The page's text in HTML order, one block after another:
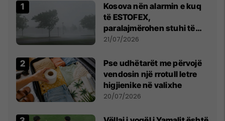
Kosova nën alarmin e kuq
të ESTOFEX,
paralajmërohen stuhi të
fuqishme me breshër dhe
21/07/2026
Pse udhëtarët me përvojë
vendosin një rrotull letre
higjienike në valixhe
20/07/2026